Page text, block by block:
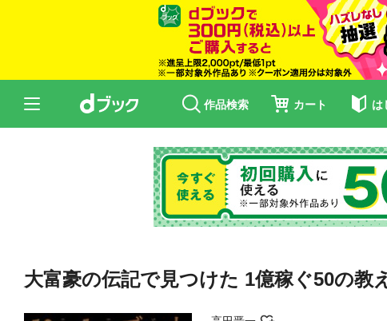
作品検索 カート は
大富豪の伝記で見つけた 1億稼ぐ50の教